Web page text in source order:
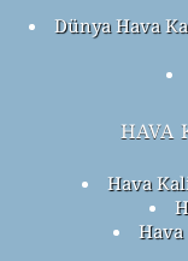
Dünya Hava
hava
Hava